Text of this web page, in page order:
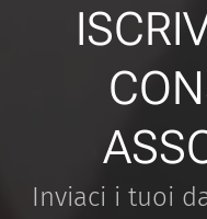
Inviaci i tuoi